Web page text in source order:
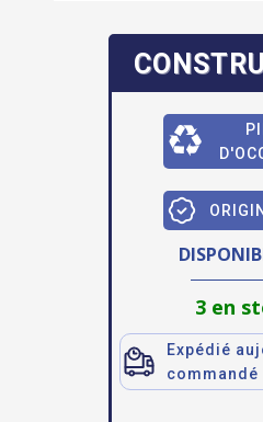
3 en
Expédié
commandé